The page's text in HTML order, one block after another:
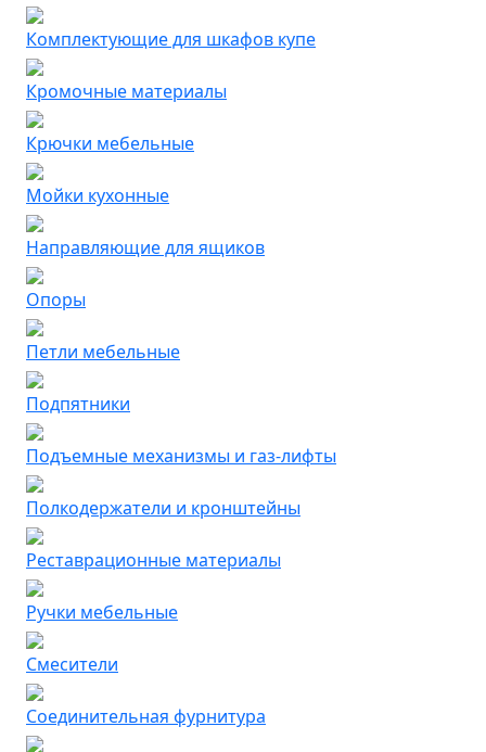
Комплектующие для шкафов купе
Кромочные материалы
Крючки мебельные
Мойки кухонные
Направляющие для ящиков
Опоры
Петли мебельные
Подпятники
Подъемные механизмы и газ-лифты
Полкодержатели и кронштейны
Реставрационные материалы
Ручки мебельные
Смесители
Соединительная фурнитура